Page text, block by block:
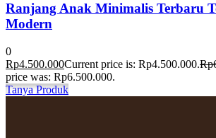
Ranjang Anak Minimalis Terbaru
Modern
0
Rp4.500.000Current price is: Rp4.500.000.Rp
price was: Rp6.500.000.
Tanya Produk